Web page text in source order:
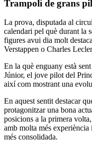
Trampolí de grans
La prova, disputada al
calendari pel què durant la
figures avui dia molt
Verstappen o Charles
En la què enguany està
Júnior, el jove pilot del
així com mostrant una
En aquest sentit destacar
protagonitzar una bona
posicions a la primera
amb molta més
més consolidada.